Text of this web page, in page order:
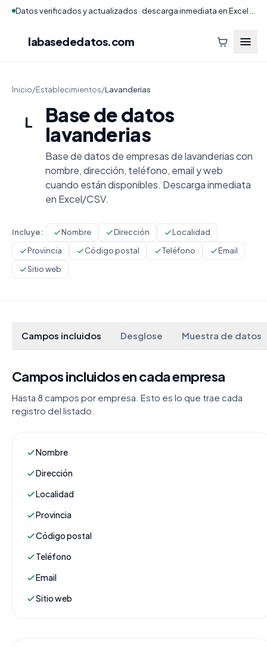
labasededatos.com
Inicio/Establecimientos/Lavanderias
L
Base de datos
lavanderias
Base de datos de empresas de lavanderias con
nombre, dirección, teléfono, email y web
cuando están disponibles. Descarga inmediata
en Excel/CSV.
Incluye: Nombre Dirección
Localidad
Provincia
Código postal Teléfono
Email
Sitio web
Campos incluidos Desglose Muestra de datos
Campos incluidos en cada empresa
Hasta 8 campos por empresa. Esto es lo que trae cada
registro del listado.
Nombre
Dirección
Localidad
Provincia
Código postal
Teléfono
Email
Sitio web